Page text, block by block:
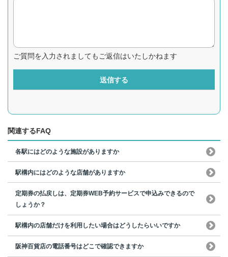
ご質問を入力されましてもご返信はいたしかねます
送信する
関連するFAQ
各駅にはどのような施設がありますか
駅構内にはどのような店舗がありますか
定期券の払戻しは、定期券WEB予約サービスで申込みできるので
しょうか？
駅構内の店舗だけを利用したい場合はどうしたらいいですか
阪神百貨店の電話番号はどこで確認できますか